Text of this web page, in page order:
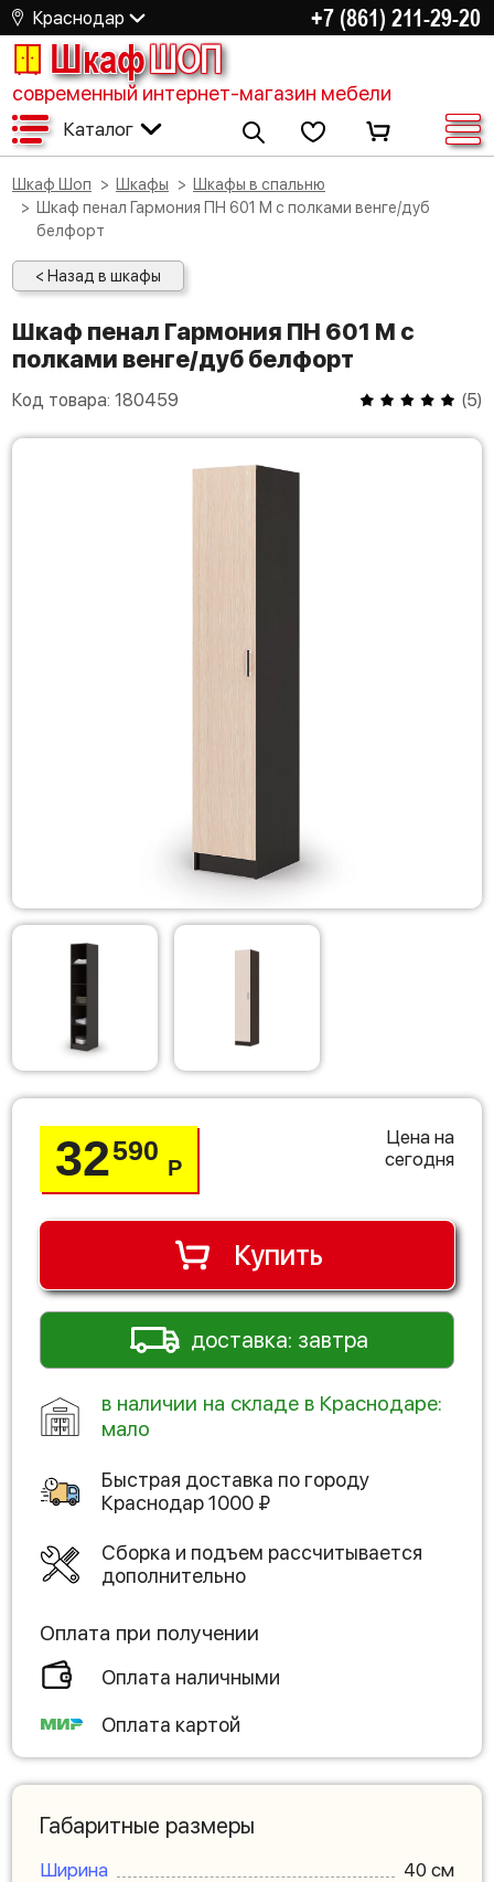
Краснодар +7 (861) 211-29-20
ШкафШОП
современный интернет-магазин мебели
Каталог
Шкаф Шоп Шкафы
Шкафы в спальню
Шкаф пенал Гармония ПН 601 М с полками венге/дуб
белфорт
< Назад в шкафы
Шкаф пенал Гармония ПН 601 М с
полками венге/дуб белфорт
Код товара: 180459 (5)
32590
Р
Цена на
сегодня
Купить
доставка: завтра
в наличии на складе в Краснодаре:
мало
Быстрая доставка по городу
Краснодар1000 ₽
Сборка и подъем рассчитывается
дополнительно
Оплата при получении
Оплата наличными
Оплата картой
Габаритные размеры
Ширина
40 см